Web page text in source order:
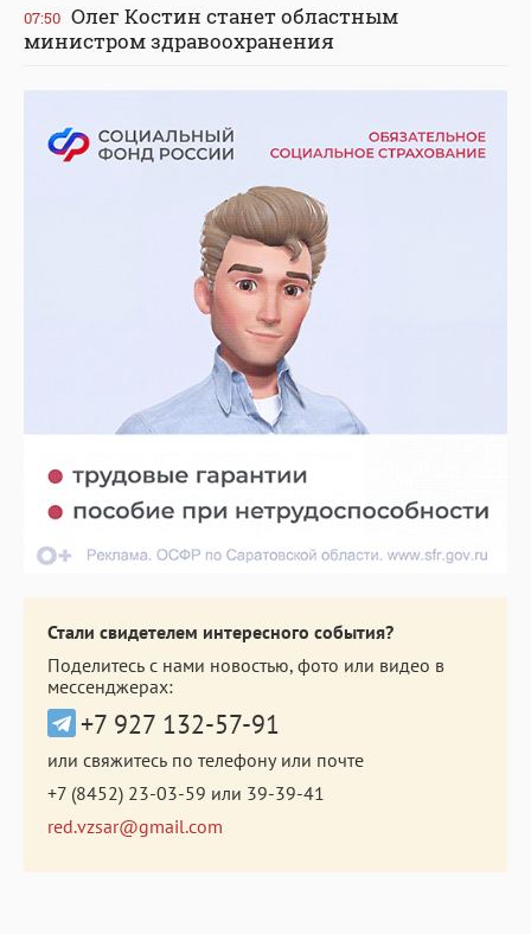
07:50 Олег Костин станет областным
министром здравоохранения
Стали свидетелем интересного события?
Поделитесь с нами новостью, фото или видео в
мессенджерах:
+7 927 132-57-91
или свяжитесь по телефону или почте
+7 (8452) 23-03-59 или 39-39-41
red.vzsar@gmail.com